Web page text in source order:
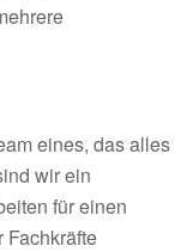
eines, das alles
wir ein
für einen
Fachkräfte